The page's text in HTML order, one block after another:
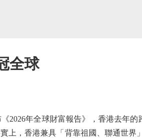
全球
年全球財富報告》，香港去年的
上，香港兼具「背靠祖國、聯通世界